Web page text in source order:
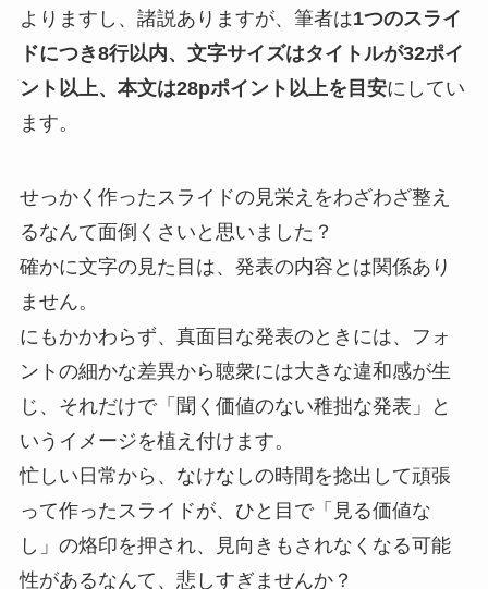
よりますし、諸説ありますが、筆者は1つのスライ
ドにつき8行以内、文字サイズはタイトルが32ポイ
ント以上、本文は28pポイント以上を目安にしてい
ます。
せっかく作ったスライドの見栄えをわざわざ整え
るなんて面倒くさいと思いました？
確かに文字の見た目は、発表の内容とは関係あり
ません。
にもかかわらず、真面目な発表のときには、フォ
ントの細かな差異から聴衆には大きな違和感が生
じ、それだけで「聞く価値のない稚拙な発表」と
いうイメージを植え付けます。
忙しい日常から、なけなしの時間を捻出して頑張
って作ったスライドが、ひと目で「見る価値な
し」の烙印を押され、見向きもされなくなる可能
性があるなんて、悲しすぎませんか？